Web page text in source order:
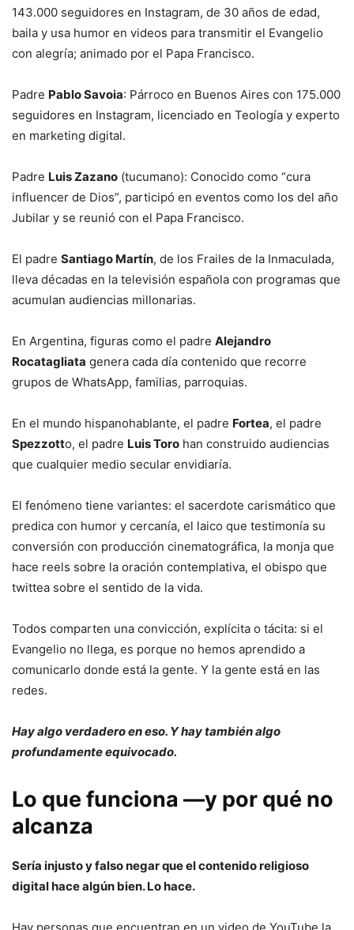
143.000 seguidores en Instagram, de 30 años de edad,
baila y usa humor en videos para transmitir el Evangelio
con alegría; animado por el Papa Francisco.
Padre Pablo Savoia: Párroco en Buenos Aires con 175.000
seguidores en Instagram, licenciado en Teología y experto
en marketing digital.
Padre Luis Zazano (tucumano): Conocido como “cura
influencer de Dios”, participó en eventos como los del año
Jubilar y se reunió con el Papa Francisco.
El padre Santiago Martín, de los Frailes de la Inmaculada,
lleva décadas en la televisión española con programas que
acumulan audiencias millonarias.
En Argentina, figuras como el padre Alejandro
Rocatagliata genera cada día contenido que recorre
grupos de WhatsApp, familias, parroquias.
En el mundo hispanohablante, el padre Fortea, el padre
Spezzotto, el padre Luis Toro han construido audiencias
que cualquier medio secular envidiaría.
El fenómeno tiene variantes: el sacerdote carismático que
predica con humor y cercanía, el laico que testimonía su
conversión con producción cinematográfica, la monja que
hace reels sobre la oración contemplativa, el obispo que
twittea sobre el sentido de la vida.
Todos comparten una convicción, explícita o tácita: si el
Evangelio no llega, es porque no hemos aprendido a
comunicarlo donde está la gente. Y la gente está en las
redes.
Hay algo verdadero en eso. Y hay también algo
profundamente equivocado.
Lo que funciona —y por qué no
alcanza
Sería injusto y falso negar que el contenido religioso
digital hace algún bien. Lo hace.